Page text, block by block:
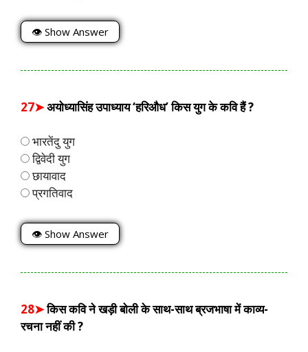
👁 Show Answer
27➤अयोध्यासिंह उपाध्याय ‘हरिऔध’ किस युग के कवि हैं ?
भारतेंदु युग
द्विवेदी युग
छायावाद
प्रगतिवाद
👁 Show Answer
28➤किस कवि ने खड़ी बोली के साथ-साथ ब्रजभाषा में काव्य-
रचना नहीं की ?